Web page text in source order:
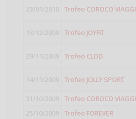
23/01/2010 Trofeo COROCO VIAGGI
13/12/2009 Trofeo JOYFIT
29/11/2009 Trofeo CLOD
14/11/2009 Trofeo JOLLY SPORT
31/10/2009 Trofeo COROCO VIAGGI
25/10/2009
Trofeo FOREVER